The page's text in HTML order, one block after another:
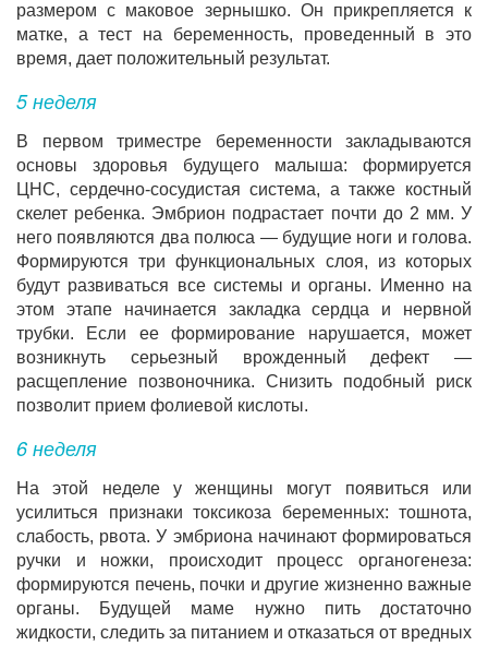
размером с маковое зернышко. Он прикрепляется к
матке, а тест на беременность, проведенный в это
время, дает положительный результат.
5 неделя
В первом триместре беременности закладываются
основы здоровья будущего малыша: формируется
ЦНС, сердечно-сосудистая система, а также костный
скелет ребенка. Эмбрион подрастает почти до 2 мм. У
него появляются два полюса — будущие ноги и голова.
Формируются три функциональных слоя, из которых
будут развиваться все системы и органы. Именно на
этом этапе начинается закладка сердца и нервной
трубки. Если ее формирование нарушается, может
возникнуть серьезный врожденный дефект —
расщепление позвоночника. Снизить подобный риск
позволит прием фолиевой кислоты.
6 неделя
На этой неделе у женщины могут появиться или
усилиться признаки токсикоза беременных: тошнота,
слабость, рвота. У эмбриона начинают формироваться
ручки и ножки, происходит процесс органогенеза:
формируются печень, почки и другие жизненно важные
органы. Будущей маме нужно пить достаточно
жидкости, следить за питанием и отказаться от вредных